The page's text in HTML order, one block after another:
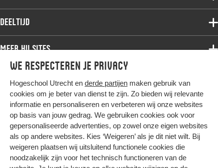
We respecteren je privacy
Hogeschool Utrecht en derde partijen maken gebruik van
cookies om je beter van dienst te zijn. Zo bieden wij relevante
informatie en personaliseren en verbeteren wij onze websites
op basis van jouw gedrag. We gebruiken cookies ook voor
gepersonaliseerde advertenties, op zowel onze eigen websites
als op andere websites. Kies ‘Weigeren’ als je dit niet wilt. Bij
weigeren plaatsen wij uitsluitend functionele cookies die
noodzakelijk zijn voor het technisch functioneren van de
Deeltijdopleidingen
Onderzoek
Werken bij de HU
Contact
Associate degree
Bachelor
Master
Studiekeuze voltijd
Deeltijd
Associate degree
Bachelor
Master
Post-master
Studiekeuze deeltijd
Meer HU sites
HU International
HU Bibliotheek
HU Ontwikkelt
Duurzame HU
Intranet
Trajectum
Hier komt alles samen
Colofon
Privacy